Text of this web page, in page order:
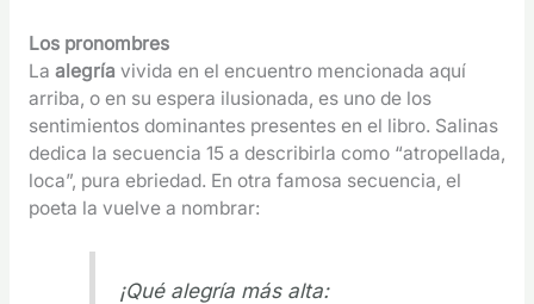
Los pronombres
La alegría vivida en el encuentro mencionada aquí
arriba, o en su espera ilusionada, es uno de los
sentimientos dominantes presentes en el libro. Salinas
dedica la secuencia 15 a describirla como “atropellada,
loca”, pura ebriedad. En otra famosa secuencia, el
poeta la vuelve a nombrar:
¡Qué alegría más alta: